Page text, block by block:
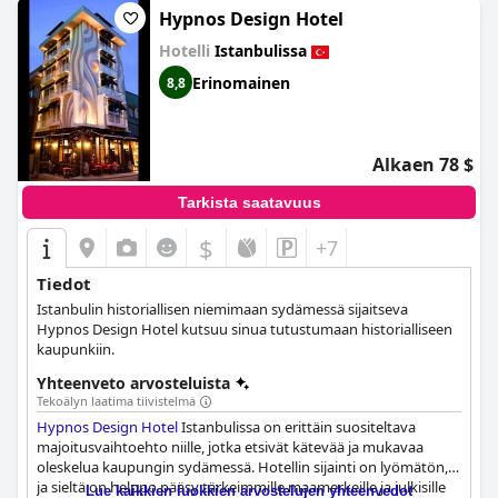
Hypnos Design Hotel
Hotelli Istanbulissa
8,8 Erinomainen
Alkaen 78 $
Tarkista saatavuus
$ +7
Tiedot
Istanbulin historiallisen niemimaan sydämessä sijaitseva
Hypnos Design Hotel kutsuu sinua tutustumaan historialliseen
kaupunkiin.
Yhteenveto arvosteluista
Tekoälyn laatima tiivistelmä
Hypnos Design HotelIstanbulissa on erittäin suositeltava
majoitusvaihtoehto niille, jotka etsivät kätevää ja mukavaa
oleskelua kaupungin sydämessä. Hotellin sijainti on lyömätön,
ja sieltä on helppo pääsy tärkeimmille maamerkeille ja julkisille
Lue kaikkien luokkien arvostelujen yhteenvedot